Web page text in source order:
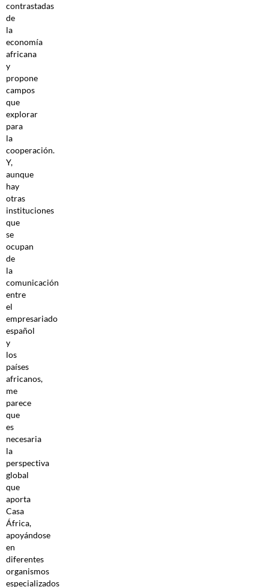
contrastadas
de
la
economía
africana
y
propone
campos
que
explorar
para
la
cooperación.
Y,
aunque
hay
otras
instituciones
que
se
ocupan
de
la
comunicación
entre
el
empresariado
español
y
los
países
africanos,
me
parece
que
es
necesaria
la
perspectiva
global
que
aporta
Casa
África,
apoyándose
en
diferentes
organismos
especializados